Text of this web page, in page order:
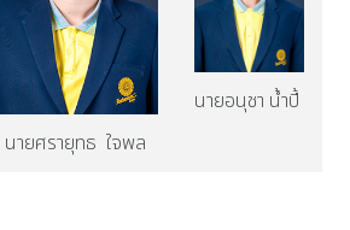
นายศรายุทธ ใจพล
นายอนุชา น้ำปี้